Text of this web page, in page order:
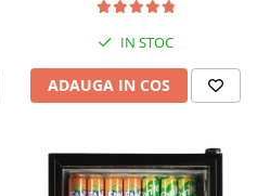
IN STOC
ADAUGA IN COS